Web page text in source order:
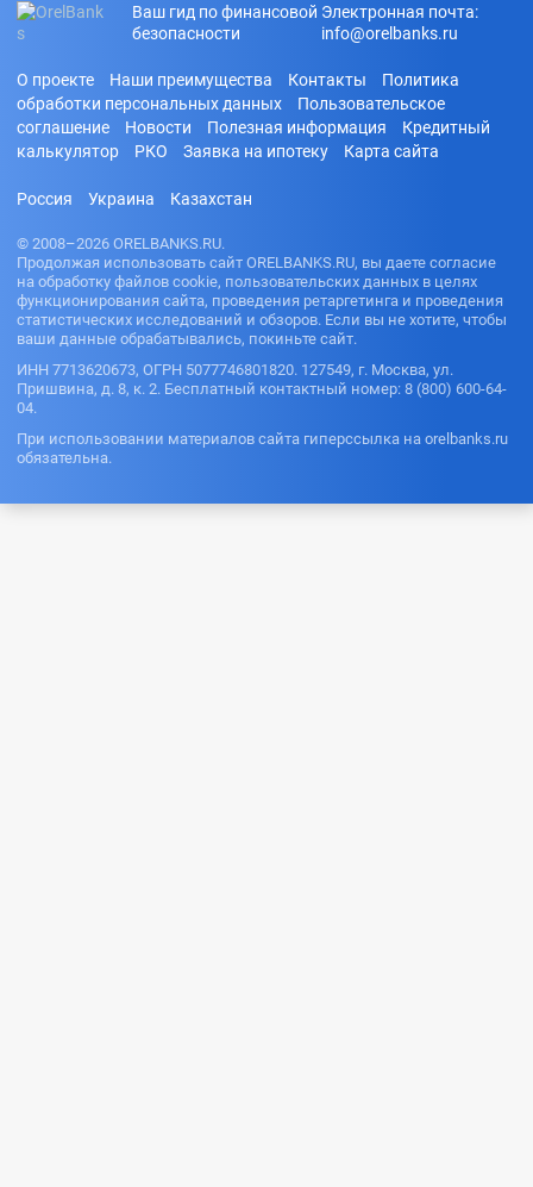
Ваш гид по финансовой
безопасности
Электронная почта:
info@orelbanks.ru
О проекте Наши преимущества Контакты
Политика
обработки персональных данных
Пользовательское
соглашение
Новости Полезная информация
Кредитный
калькулятор
РКО Заявка на ипотеку Карта сайта
Россия Украина Казахстан
© 2008–2026 ORELBANKS.RU.
Продолжая использовать сайт ORELBANKS.RU, вы даете согласие
на обработку файлов cookie, пользовательских данных в целях
функционирования сайта, проведения ретаргетинга и проведения
статистических исследований и обзоров. Если вы не хотите, чтобы
ваши данные обрабатывались, покиньте сайт.
ИНН 7713620673, ОГРН 5077746801820. 127549, г. Москва, ул.
Пришвина, д. 8, к. 2. Бесплатный контактный номер: 8 (800) 600-64-
04.
При использовании материалов сайта гиперссылка на orelbanks.ru
обязательна.